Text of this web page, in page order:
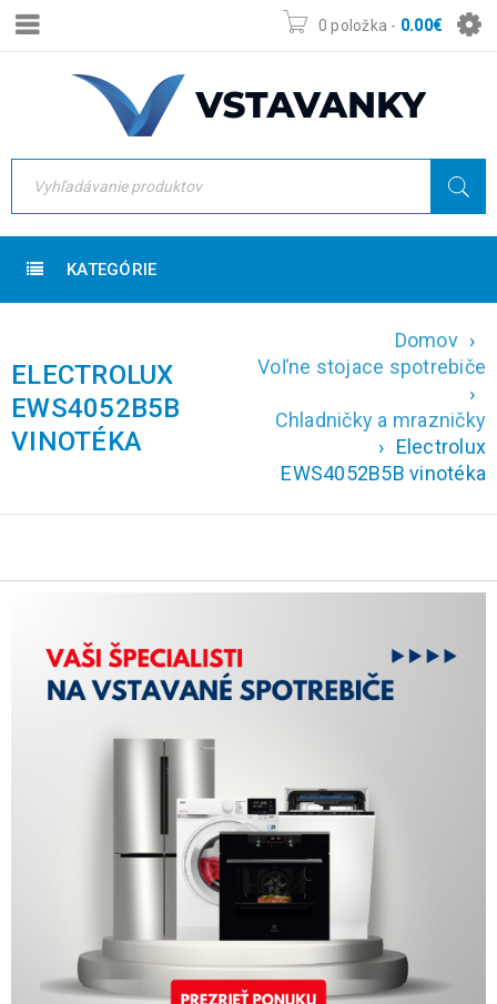
0 položka - 0.00€
KATEGÓRIE
ELECTROLUX
EWS4052B5B
VINOTÉKA
Domov ›
Voľne stojace spotrebiče
›
Chladničky a mrazničky
› Electrolux
EWS4052B5B vinotéka